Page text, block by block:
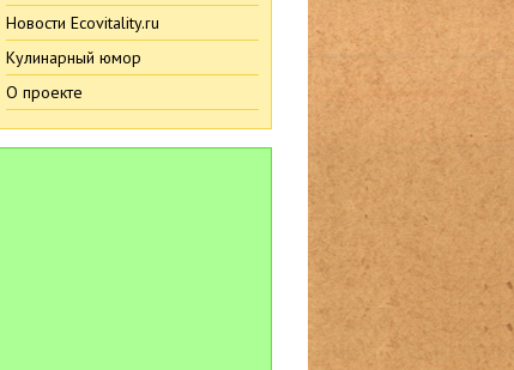
Новости Ecovitality.ru
Кулинарный юмор
О проекте